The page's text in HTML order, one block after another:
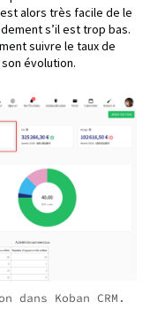
alors très facile de le
s’il est trop bas.
suivre le taux de
évolution.
Koban CRM.